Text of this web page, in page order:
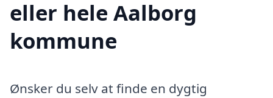
eller hele Aalborg
kommune
Ønsker du selv at finde en dygtig